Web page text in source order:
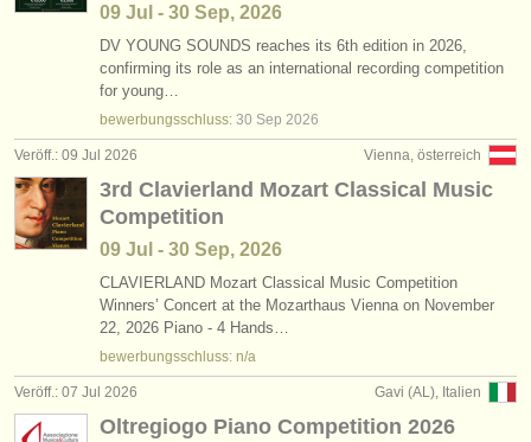
09 Jul - 30 Sep, 2026
DV YOUNG SOUNDS reaches its 6th edition in 2026,
confirming its role as an international recording competition
for young…
bewerbungsschluss: 30 Sep 2026
Vienna, österreich
Veröff.: 09 Jul 2026
3rd Clavierland Mozart Classical Music
Competition
09 Jul - 30 Sep, 2026
CLAVIERLAND Mozart Classical Music Competition
Winners’ Concert at the Mozarthaus Vienna on November
22, 2026 Piano - 4 Hands…
bewerbungsschluss: n/a
Gavi (AL), Italien
Veröff.: 07 Jul 2026
Oltregiogo Piano Competition 2026